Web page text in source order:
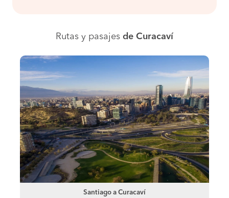
Rutas y pasajes de Curacaví
Santiago a Curacaví